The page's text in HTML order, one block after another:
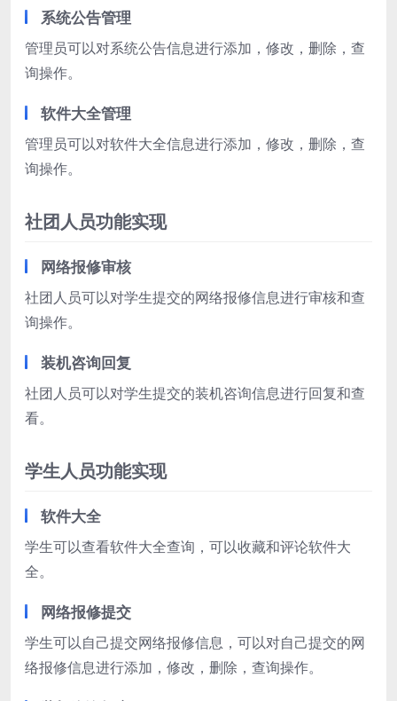
系统公告管理
管理员可以对系统公告信息进行添加，修改，删除，查
询操作。
软件大全管理
管理员可以对软件大全信息进行添加，修改，删除，查
询操作。
社团人员功能实现
网络报修审核
社团人员可以对学生提交的网络报修信息进行审核和查
询操作。
装机咨询回复
社团人员可以对学生提交的装机咨询信息进行回复和查
看。
学生人员功能实现
软件大全
学生可以查看软件大全查询，可以收藏和评论软件大
全。
网络报修提交
学生可以自己提交网络报修信息，可以对自己提交的网
络报修信息进行添加，修改，删除，查询操作。